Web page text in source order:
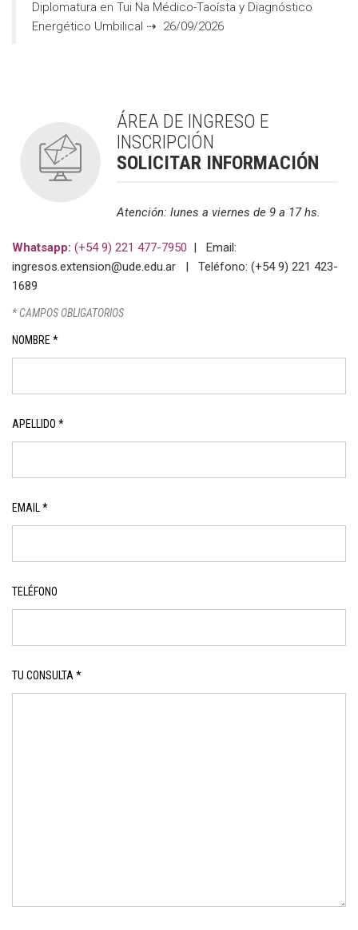
Diplomatura en Tui Na Médico-Taoísta y Diagnóstico
Energético Umbilical ⇢ 26/09/2026
ÁREA DE INGRESO E
INSCRIPCIÓN
SOLICITAR INFORMACIÓN
Atención: lunes a viernes de 9 a 17 hs.
Whatsapp: (+54 9) 221 477-7950 | Email:
ingresos.extension@ude.edu.ar | Teléfono: (+54 9) 221 423-
1689
* CAMPOS OBLIGATORIOS
NOMBRE *
APELLIDO *
EMAIL *
TELÉFONO
TU CONSULTA *